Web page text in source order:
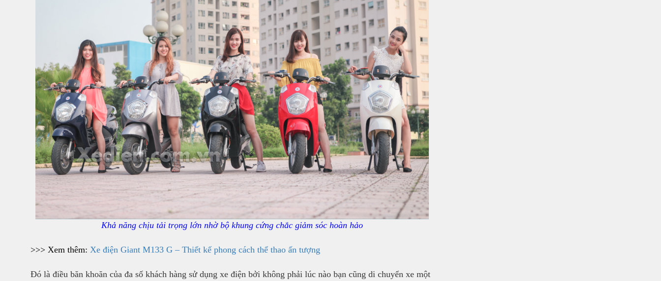
Khả năng chịu tải trọng lớn nhờ bộ khung cứng chắc giảm sóc hoàn hảo
>>> Xem thêm: Xe điện Giant M133 G – Thiết kế phong cách thể thao ấn tượng
Đó là điều băn khoăn của đa số khách hàng sử dụng xe điện bởi không phải lúc nào bạn cũng di chuyển xe một